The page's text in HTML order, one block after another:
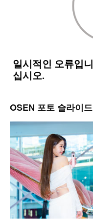
OSEN 포토 슬라이드